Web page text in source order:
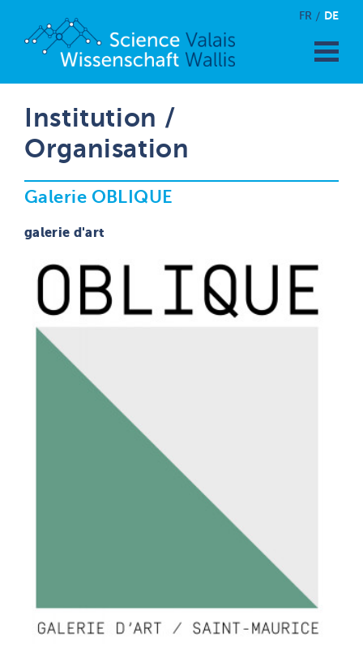
FR DE
Institution /
Organisation
Galerie OBLIQUE
galerie d'art